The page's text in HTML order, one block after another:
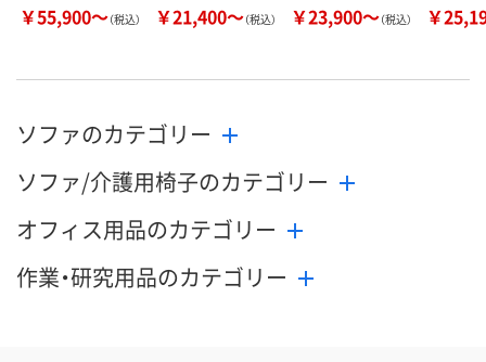
￥55,900～（税込） ￥21,400～（税込） ￥23,900～（税込） ￥
ソファのカテゴリー
ソファ/介護用椅子のカテゴリー
オフィス用品のカテゴリー
作業・研究用品のカテゴリー